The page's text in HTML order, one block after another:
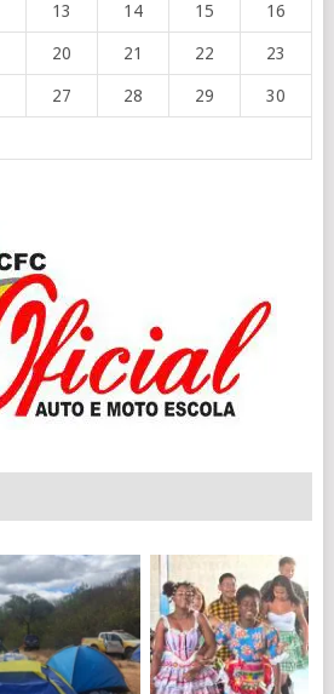
13 14 15 16
20 21 22 23
27 28 29 30